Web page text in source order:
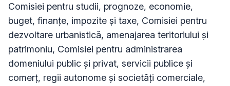
Comisiei pentru studii, prognoze, economie,
buget, finanţe, impozite şi taxe, Comisiei pentru
dezvoltare urbanistică, amenajarea teritoriului și
patrimoniu, Comisiei pentru administrarea
domeniului public şi privat, servicii publice şi
comerţ, regii autonome şi societăţi comerciale,